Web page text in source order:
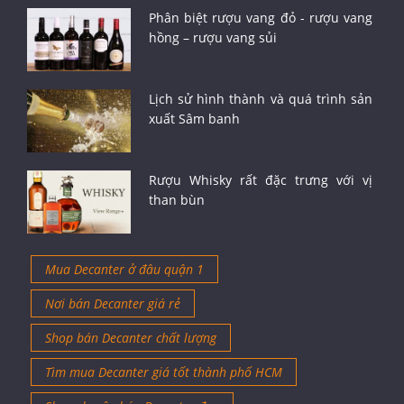
Phân biệt rượu vang đỏ - rượu vang
hồng – rượu vang sủi
Lịch sử hình thành và quá trình sản
xuất Sâm banh
Rượu Whisky rất đặc trưng với vị
than bùn
Mua Decanter ở đâu quận 1
Nơi bán Decanter giá rẻ
Shop bán Decanter chất lượng
Tìm mua Decanter giá tốt thành phố HCM